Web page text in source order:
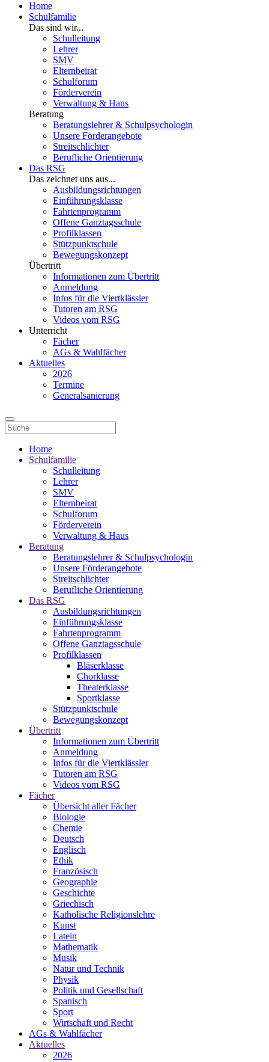
Home
Schulfamilie
Das sind wir...
Schulleitung
Lehrer
SMV
Elternbeirat
Schulforum
Förderverein
Verwaltung & Haus
Beratung
Beratungslehrer & Schulpsychologin
Unsere Förderangebote
Streitschlichter
Berufliche Orientierung
Das RSG
Das zeichnet uns aus...
Ausbildungsrichtungen
Einführungsklasse
Fahrtenprogramm
Offene Ganztagsschule
Profilklassen
Stützpunktschule
Bewegungskonzept
Übertritt
Informationen zum Übertritt
Anmeldung
Infos für die Viertklässler
Tutoren am RSG
Videos vom RSG
Unterricht
Fächer
AGs & Wahlfächer
Aktuelles
2026
Termine
Generalsanierung
Home
Schulfamilie
Schulleitung
Lehrer
SMV
Elternbeirat
Schulforum
Förderverein
Verwaltung & Haus
Beratung
Beratungslehrer & Schulpsychologin
Unsere Förderangebote
Streitschlichter
Berufliche Orientierung
Das RSG
Ausbildungsrichtungen
Einführungsklasse
Fahrtenprogramm
Offene Ganztagsschule
Profilklassen
Bläserklasse
Chorklasse
Theaterklasse
Sportklasse
Stützpunktschule
Bewegungskonzept
Übertritt
Informationen zum Übertritt
Anmeldung
Infos für die Viertklässler
Tutoren am RSG
Videos vom RSG
Fächer
Übersicht aller Fächer
Biologie
Chemie
Deutsch
Englisch
Ethik
Französisch
Geographie
Geschichte
Griechisch
Katholische Religionslehre
Kunst
Latein
Mathematik
Musik
Natur und Technik
Physik
Politik und Gesellschaft
Spanisch
Sport
Wirtschaft und Recht
AGs & Wahlfächer
Aktuelles
2026